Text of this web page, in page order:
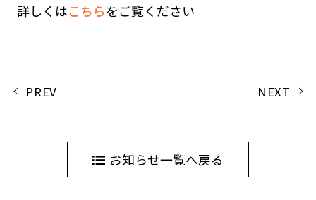
詳しくはこちらをご覧ください
PREV NEXT
お知らせ一覧へ戻る